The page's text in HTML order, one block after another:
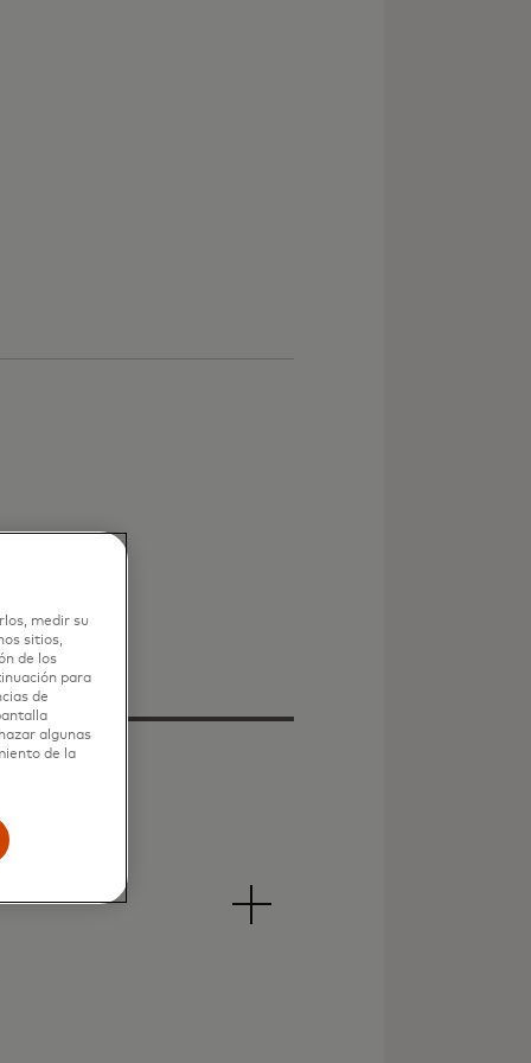
medir su
sitios,
de los
para
de
algunas
de la